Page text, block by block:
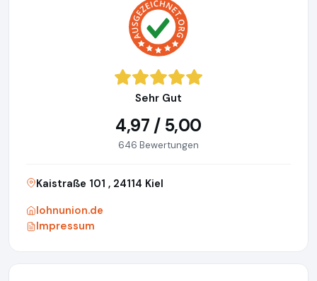
Sehr Gut
4,97 / 5,00
646 Bewertungen
Kaistraße 101 , 24114 Kiel
lohnunion.de
Impressum